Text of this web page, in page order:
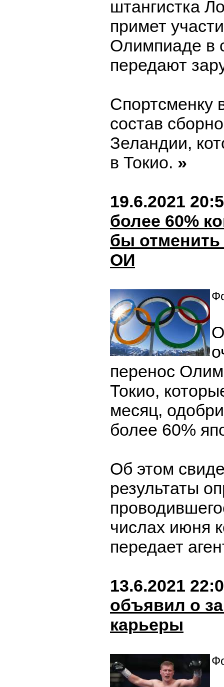
штангистка
примет
Олимпиаде в
передают
Спортсменку
состав
Зеландии,
в Токио. »
19.6.2021
более 60%
бы отменить
ОИ
перенос
Токио,
месяц,
более 60%
Об этом
результаты
числах июня
передает
13.6.2021
объявил о
карьеры